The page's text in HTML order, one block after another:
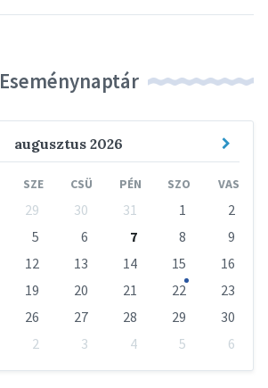
Eseménynaptár
augusztus 2026
SZE CSÜ PÉN SZO VAS
29 30 31 1
2
5 6 7 8
9
12 13 14 15
16
19 20 21 22
23
26 27 28 29
30
2 3 4 5
6